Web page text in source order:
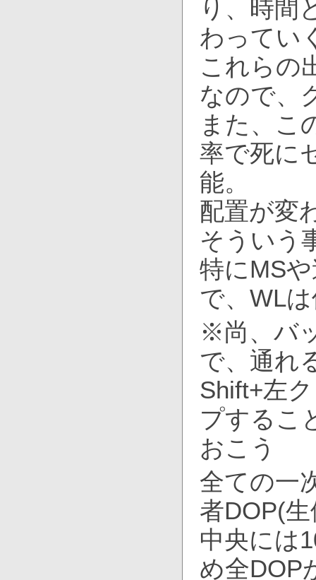
り、時間
わってい
これらの
なので、
また、こ
率で死に
能。
配置が変
そういう
特にMS
で、WL
※尚、バ
で、通れ
Shift+左
プするこ
おこう
全ての一
者DOP(
中央には
め全DOP